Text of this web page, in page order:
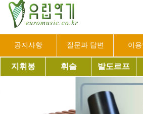
공지사항 질문과 답변 이용
지휘봉 휘슬 발도르프